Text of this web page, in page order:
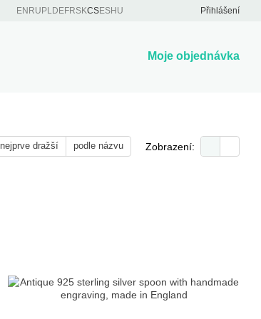
EN RU PLDEFRSKCSESHU Přihlášení
Moje objednávka
nejprve dražší podle názvu Zobrazení: